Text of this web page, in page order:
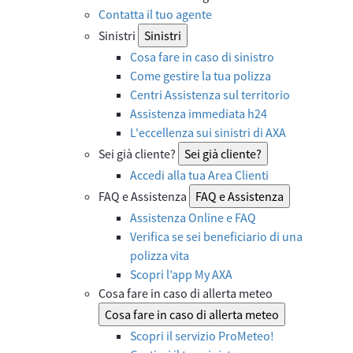
Contatta il tuo agente
Sinistri Sinistri
Cosa fare in caso di sinistro
Come gestire la tua polizza
Centri Assistenza sul territorio
Assistenza immediata h24
L'eccellenza sui sinistri di AXA
Sei già cliente? Sei già cliente?
Accedi alla tua Area Clienti
FAQ e Assistenza
FAQ e Assistenza
Assistenza Online e FAQ
Verifica se sei beneficiario di una
polizza vita
Scopri l’app My AXA
Cosa fare in caso di allerta meteo
Cosa fare in caso di allerta meteo
Scopri il servizio ProMeteo!